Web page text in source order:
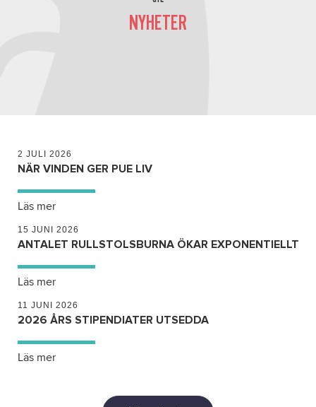
NYHETER
2 JULI 2026
NÄR VINDEN GER PUE LIV
Läs mer
15 JUNI 2026
ANTALET RULLSTOLSBURNA ÖKAR EXPONENTIELLT
Läs mer
11 JUNI 2026
2026 ÅRS STIPENDIATER UTSEDDA
Läs mer